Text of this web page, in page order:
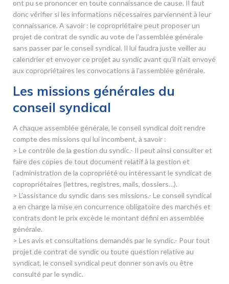
ont pu se prononcer en toute connaissance de cause. Il faut
donc vérifier si les informations nécessaires parviennent à leur
connaissance. A savoir : le copropriétaire peut proposer un
projet de contrat de syndic au vote de l’assemblée générale
sans passer par le conseil syndical. Il lui faudra juste veiller au
calendrier et envoyer ce projet au syndic avant qu’il n’ait envoyé
aux copropriétaires les convocations à l’assemblée générale.
Les missions générales du
conseil syndical
A chaque assemblée générale, le conseil syndical doit rendre
compte des missions qui lui incombent, à savoir :
> Le contrôle de la gestion du syndic.- Il peut ainsi consulter et
faire des copies de tout document relatif à la gestion et
l’administration de la copropriété ou intéressant le syndicat de
copropriétaires (lettres, registres, mails, dossiers…).
> L’assistance du syndic dans ses missions.- Le conseil syndical
a en charge la mise en concurrence obligatoire des marchés et
contrats dont le prix excède le montant défini en assemblée
générale.
> Les avis et consultations demandés par le syndic.- Pour tout
projet de contrat de syndic ou toute question relative au
syndicat, le conseil syndical peut donner son avis ou être
consulté par le syndic.